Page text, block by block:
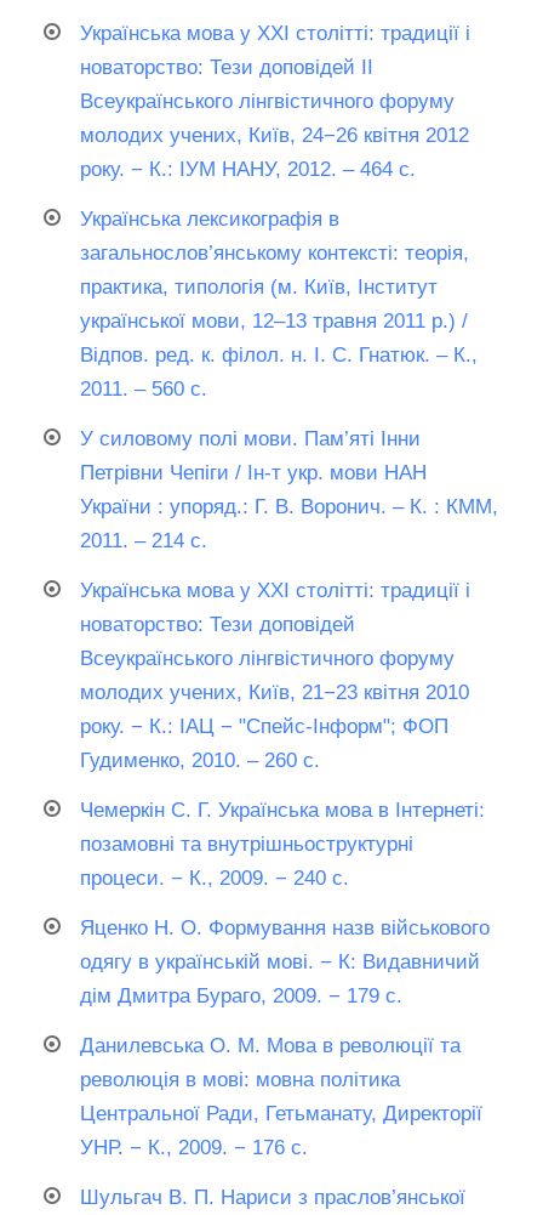
Українська мова у ХХІ столітті: традиції і
новаторство: Тези доповідей II
Всеукраїнського лінгвістичного форуму
молодих учених, Київ, 24−26 квітня 2012
року. − К.: ІУМ НАНУ, 2012. – 464 с.
Українська лексикографія в
загальнослов’янському контексті: теорія,
практика, типологія (м. Київ, Інститут
української мови, 12–13 травня 2011 р.) /
Відпов. ред. к. філол. н. І. С. Гнатюк. – К.,
2011. – 560 с.
У силовому полі мови. Пам’яті Інни
Петрівни Чепіги / Ін-т укр. мови НАН
України : упоряд.: Г. В. Воронич. – К. : КММ,
2011. – 214 с.
Українська мова у ХХІ столітті: традиції і
новаторство: Тези доповідей
Всеукраїнського лінгвістичного форуму
молодих учених, Київ, 21−23 квітня 2010
року. − К.: ІАЦ − "Спейс-Інформ"; ФОП
Гудименко, 2010. – 260 с.
Чемеркін С. Г. Українська мова в Інтернеті:
позамовні та внутрішньоструктурні
процеси. − К., 2009. − 240 с.
Яценко Н. О. Формування назв військового
одягу в українській мові. − К: Видавничий
дім Дмитра Бураго, 2009. − 179 с.
Данилевська О. М. Мова в революції та
революція в мові: мовна політика
Центральної Ради, Гетьманату, Директорії
УНР. − К., 2009. − 176 с.
Шульгач В. П. Нариси з праслов’янської